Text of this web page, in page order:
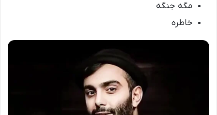
مگه جنگه
خاطره